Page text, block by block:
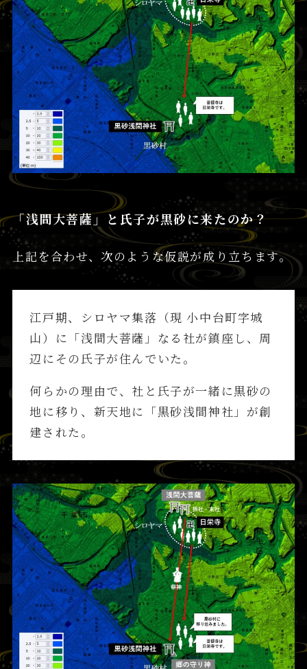
「浅間大菩薩」と氏子が黒砂に来たのか？
上記を合わせ、次のような仮説が成り立ちます。
江戸期、シロヤマ集落（現 小中台町字城
山）に「浅間大菩薩」なる社が鎮座し、周
辺にその氏子が住んでいた。
何らかの理由で、社と氏子が一緒に黒砂の
地に移り、新天地に「黒砂浅間神社」が創
建された。